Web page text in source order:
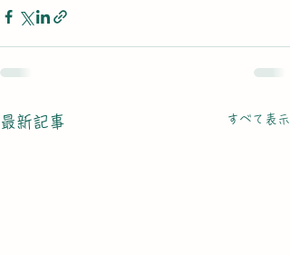
最新記事 すべて表示